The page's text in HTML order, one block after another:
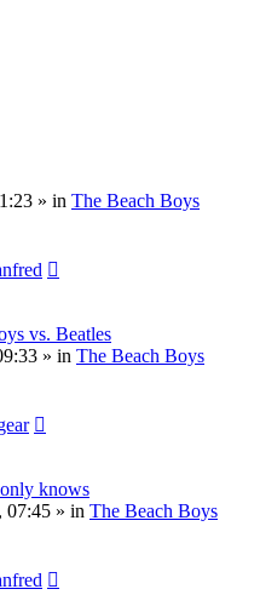
» in The Beach Boys
vs. Beatles
» in The Beach Boys
knows
07:45 » in The Beach Boys